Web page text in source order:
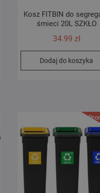
Kosz FITBIN do
śmieci 20L SZKŁO
34.99 zł
Dodaj do koszyka